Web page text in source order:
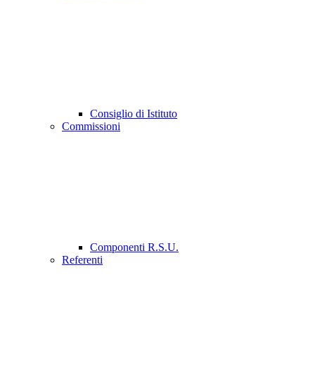
Consiglio di Istituto
Commissioni
Componenti R.S.U.
Referenti